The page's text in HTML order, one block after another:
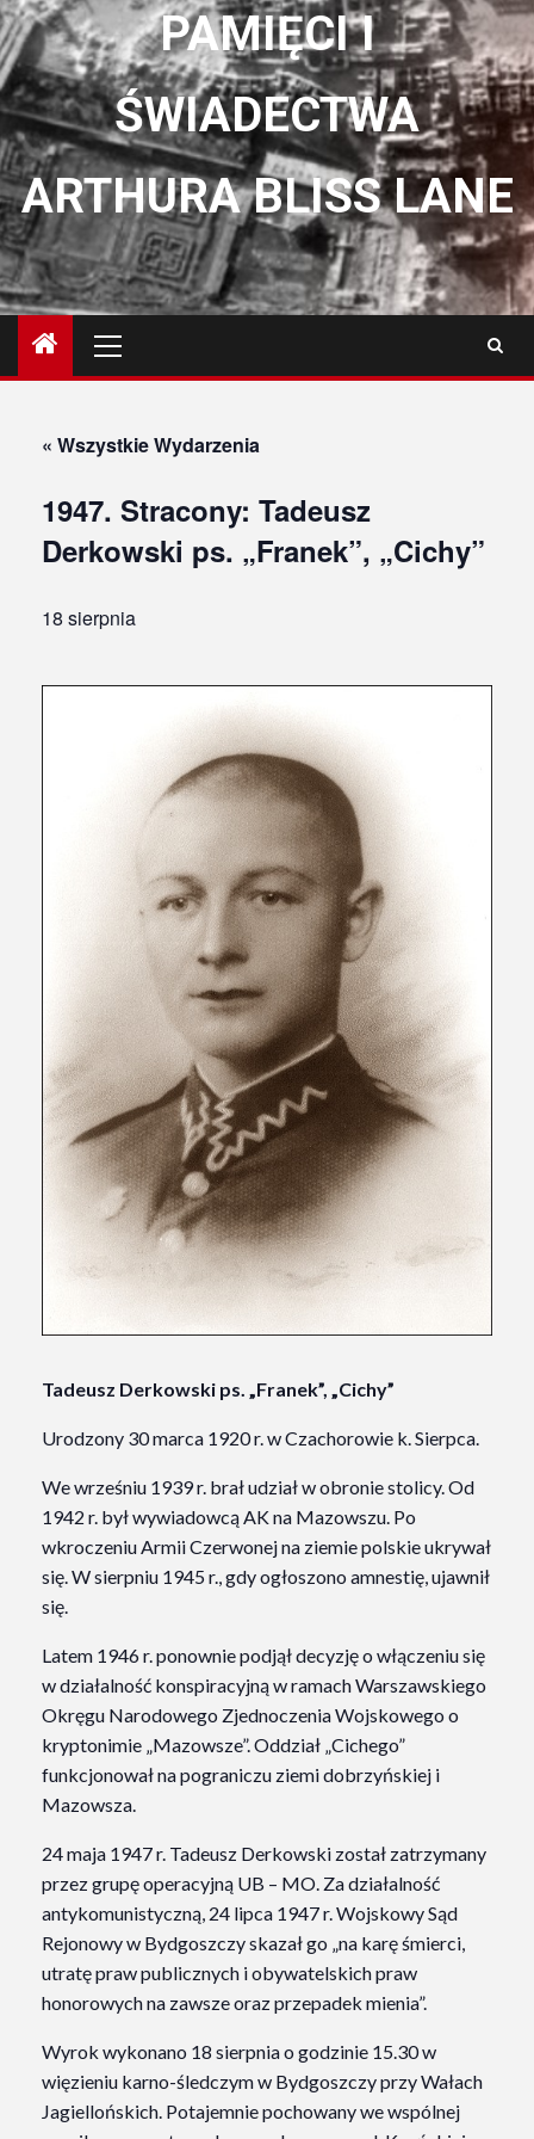
PAMIĘCI I
ŚWIADECTWA
ARTHURA BLISS LANE
główne
« Wszystkie Wydarzenia
1947. Stracony: Tadeusz
Derkowski ps. „Franek”, „Cichy”
18 sierpnia
Tadeusz Derkowski ps. „Franek”, „Cichy”
Urodzony 30 marca 1920 r. w Czachorowie k. Sierpca.
We wrześniu 1939 r. brał udział w obronie stolicy. Od
1942 r. był wywiadowcą AK na Mazowszu. Po
wkroczeniu Armii Czerwonej na ziemie polskie ukrywał
się. W sierpniu 1945 r., gdy ogłoszono amnestię, ujawnił
się.
Latem 1946 r. ponownie podjął decyzję o włączeniu się
w działalność konspiracyjną w ramach Warszawskiego
Okręgu Narodowego Zjednoczenia Wojskowego o
kryptonimie „Mazowsze”. Oddział „Cichego”
funkcjonował na pograniczu ziemi dobrzyńskiej i
Mazowsza.
24 maja 1947 r. Tadeusz Derkowski został zatrzymany
przez grupę operacyjną UB – MO. Za działalność
antykomunistyczną, 24 lipca 1947 r. Wojskowy Sąd
Rejonowy w Bydgoszczy skazał go „na karę śmierci,
utratę praw publicznych i obywatelskich praw
honorowych na zawsze oraz przepadek mienia”.
Wyrok wykonano 18 sierpnia o godzinie 15.30 w
więzieniu karno-śledczym w Bydgoszczy przy Wałach
Jagiellońskich. Potajemnie pochowany we wspólnej